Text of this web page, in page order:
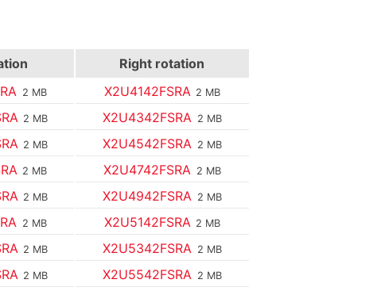
Right rotation
2 MB X2U4142FSRA 2 MB
2 MB X2U4342FSRA 2 MB
2 MB X2U4542FSRA 2 MB
2 MB X2U4742FSRA 2 MB
2 MB X2U4942FSRA 2 MB
2 MB X2U5142FSRA 2 MB
2 MB X2U5342FSRA 2 MB
2 MB X2U5542FSRA 2 MB